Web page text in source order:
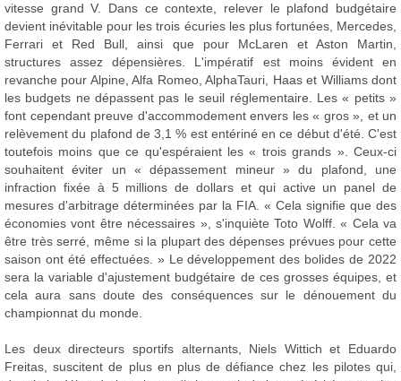
vitesse grand V. Dans ce contexte, relever le plafond budgétaire
devient inévitable pour les trois écuries les plus fortunées, Mercedes,
Ferrari et Red Bull, ainsi que pour McLaren et Aston Martin,
structures assez dépensières. L'impératif est moins évident en
revanche pour Alpine, Alfa Romeo, AlphaTauri, Haas et Williams dont
les budgets ne dépassent pas le seuil réglementaire. Les « petits »
font cependant preuve d'accommodement envers les « gros », et un
relèvement du plafond de 3,1 % est entériné en ce début d'été. C'est
toutefois moins que ce qu'espéraient les « trois grands ». Ceux-ci
souhaitent éviter un « dépassement mineur » du plafond, une
infraction fixée à 5 millions de dollars et qui active un panel de
mesures d'arbitrage déterminées par la FIA. « Cela signifie que des
économies vont être nécessaires », s'inquiète Toto Wolff. « Cela va
être très serré, même si la plupart des dépenses prévues pour cette
saison ont été effectuées. » Le développement des bolides de 2022
sera la variable d'ajustement budgétaire de ces grosses équipes, et
cela aura sans doute des conséquences sur le dénouement du
championnat du monde.
Les deux directeurs sportifs alternants, Niels Wittich et Eduardo
Freitas, suscitent de plus en plus de défiance chez les pilotes qui,